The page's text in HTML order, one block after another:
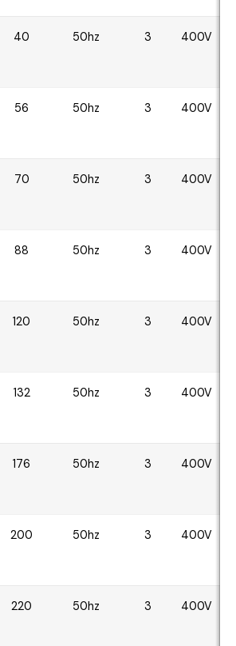
40 50hz 3 400V
56 50hz 3 400V
70 50hz 3 400V
88 50hz 3 400V
120 50hz 3 400V
132 50hz 3 400V
176 50hz 3 400V
200 50hz 3 400V
220 50hz 3 400V